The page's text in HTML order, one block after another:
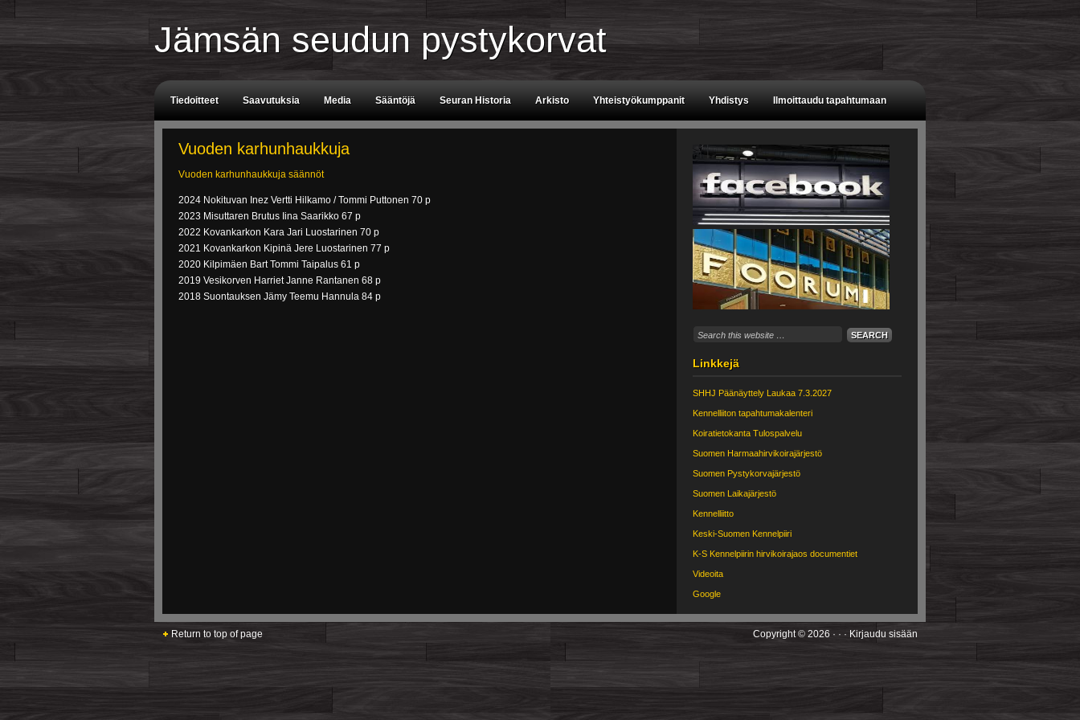
Jämsän seudun pystykorvat
Tiedoitteet Saavutuksia Media Sääntöjä Seuran Historia Arkisto Yhteistyökumppanit Yhdistys Ilmoittaudu tapahtumaan
Tuomarit Aikataulu
Vuoden karhunhaukkuja
Vuoden karhunhaukkuja säännöt
2024 Nokituvan Inez Vertti Hilkamo / Tommi Puttonen 70 p
2023 Misuttaren Brutus Iina Saarikko 67 p
2022 Kovankarkon Kara Jari Luostarinen 70 p
2021 Kovankarkon Kipinä Jere Luostarinen 77 p
2020 Kilpimäen Bart Tommi Taipalus 61 p
2019 Vesikorven Harriet Janne Rantanen 68 p
2018 Suontauksen Jämy Teemu Hannula 84 p
Linkkejä
SHHJ Päänäyttely Laukaa 7.3.2027
Kennelliiton tapahtumakalenteri
Koiratietokanta Tulospalvelu
Suomen Harmaahirvikoirajärjestö
Suomen Pystykorvajärjestö
Suomen Laikajärjestö
Kennelliitto
Keski-Suomen Kennelpiiri
K-S Kennelpiirin hirvikoirajaos documentiet
Videoita
Google
Return to top of page Copyright © 2026 · · · Kirjaudu sisään